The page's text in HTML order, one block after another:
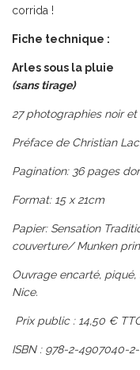
corrida !
Fiche technique :
Arles sous la pluie
(sans tirage)
27 photographies noir
Préface de Christian
Pagination: 36 pages
Format: 15 x 21cm
Papier: Sensation
couverture/ Munken
Ouvrage encarté,
Nice.
Prix public : 14,50 €
ISBN : 978-2-4907040-